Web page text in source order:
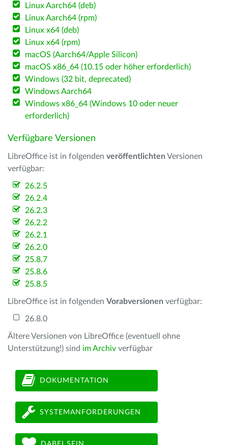
Linux Aarch64 (deb)
Linux Aarch64 (rpm)
Linux x64 (deb)
Linux x64 (rpm)
macOS (Aarch64/Apple Silicon)
macOS x86_64 (10.15 oder höher erforderlich)
Windows (32 bit, deprecated)
Windows Aarch64
Windows x86_64 (Windows 10 oder neuer
erforderlich)
Verfügbare Versionen
LibreOffice ist in folgenden veröffentlichten Versionen
verfügbar:
26.2.5
26.2.4
26.2.3
26.2.2
26.2.1
26.2.0
25.8.7
25.8.6
25.8.5
LibreOffice ist in folgenden Vorabversionen verfügbar:
26.8.0
Ältere Versionen von LibreOffice (eventuell ohne
Unterstützung!) sind im Archiv verfügbar
DOKUMENTATION
SYSTEMANFORDERUNGEN